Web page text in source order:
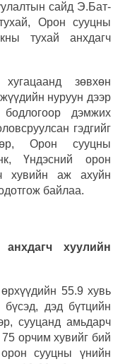
сайд Э.Бат-
Орон сууцны
тухай анхдагч
зөвхөн
нуруун дээр
дэмжих
гэдгийг
Орон сууцны
Үндэсний орон
хувийн аж ахуйн
байлаа.
хуулийн
55.9 хувь
дэд бүтцийн
сууцанд амьдарч
орчим хувийг бий
сууцны үнийн